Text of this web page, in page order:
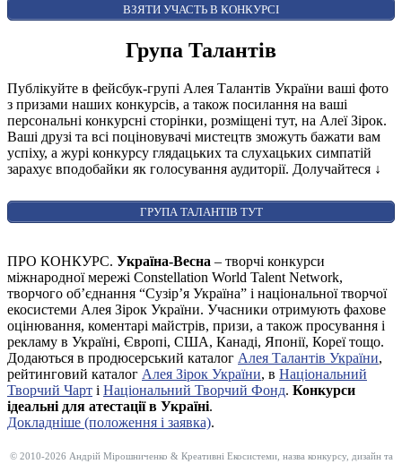
AUDIENCE AWARD
ВЗЯТИ УЧАСТЬ В КОНКУРСІ
Група Талантів
Публікуйте в фейсбук-групі Алея Талантів України ваші фото
з призами наших конкурсів, а також посилання на ваші
персональні конкурсні сторінки, розміщені тут, на Алеї Зірок.
Ваші друзі та всі поціновувачі мистецтв зможуть бажати вам
успіху, а журі конкурсу глядацьких та слухацьких симпатій
зарахує вподобайки як голосування аудиторії. Долучайтеся ↓
ГРУПА ТАЛАНТІВ ТУТ
ПРО КОНКУРС. Україна-Весна – творчі конкурси
міжнародної мережі Constellation World Talent Network,
творчого об’єднання “Сузір’я Україна” і національної творчої
екосистеми Алея Зірок України. Учасники отримують фахове
оцінювання, коментарі майстрів, призи, а також просування і
рекламу в Україні, Європі, США, Канаді, Японії, Кореї тощо.
Додаються в продюсерський каталог Алея Талантів України,
рейтинговий каталог Алея Зірок України, в Національний
Творчий Чарт і Національний Творчий Фонд. Конкурси
ідеальні для атестації в Україні.
Докладніше (положення і заявка).
© 2010-2026 Андрій Мірошниченко & Креативні Екосистеми, назва конкурсу, дизайн та